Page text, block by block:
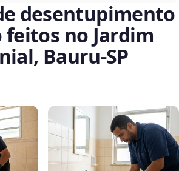
desentupimento
feitos no Jardim
Bauru‑SP